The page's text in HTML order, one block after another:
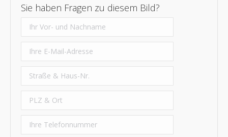
Sie haben Fragen zu diesem Bild?